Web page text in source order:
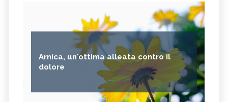
Arnica, un'ottima alleata contro il
dolore